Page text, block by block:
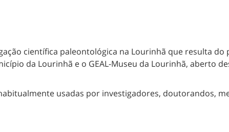
científica paleontológica na Lourinhã que resulta
da Lourinhã e o GEAL-Museu da Lourinhã, aberto
usadas por investigadores, doutorandos,